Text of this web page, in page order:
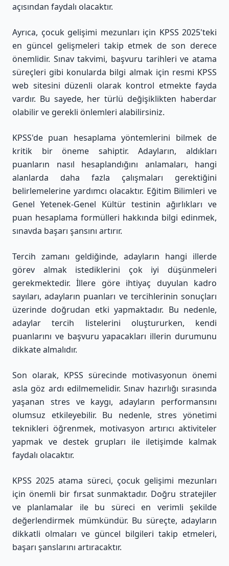
açısından faydalı olacaktır.
Ayrıca, çocuk gelişimi mezunları için KPSS 2025'teki
en güncel gelişmeleri takip etmek de son derece
önemlidir. Sınav takvimi, başvuru tarihleri ve atama
süreçleri gibi konularda bilgi almak için resmi KPSS
web sitesini düzenli olarak kontrol etmekte fayda
vardır. Bu sayede, her türlü değişiklikten haberdar
olabilir ve gerekli önlemleri alabilirsiniz.
KPSS'de puan hesaplama yöntemlerini bilmek de
kritik bir öneme sahiptir. Adayların, aldıkları
puanların nasıl hesaplandığını anlamaları, hangi
alanlarda daha fazla çalışmaları gerektiğini
belirlemelerine yardımcı olacaktır. Eğitim Bilimleri ve
Genel Yetenek-Genel Kültür testinin ağırlıkları ve
puan hesaplama formülleri hakkında bilgi edinmek,
sınavda başarı şansını artırır.
Tercih zamanı geldiğinde, adayların hangi illerde
görev almak istediklerini çok iyi düşünmeleri
gerekmektedir. İllere göre ihtiyaç duyulan kadro
sayıları, adayların puanları ve tercihlerinin sonuçları
üzerinde doğrudan etki yapmaktadır. Bu nedenle,
adaylar tercih listelerini oluştururken, kendi
puanlarını ve başvuru yapacakları illerin durumunu
dikkate almalıdır.
Son olarak, KPSS sürecinde motivasyonun önemi
asla göz ardı edilmemelidir. Sınav hazırlığı sırasında
yaşanan stres ve kaygı, adayların performansını
olumsuz etkileyebilir. Bu nedenle, stres yönetimi
teknikleri öğrenmek, motivasyon artırıcı aktiviteler
yapmak ve destek grupları ile iletişimde kalmak
faydalı olacaktır.
KPSS 2025 atama süreci, çocuk gelişimi mezunları
için önemli bir fırsat sunmaktadır. Doğru stratejiler
ve planlamalar ile bu süreci en verimli şekilde
değerlendirmek mümkündür. Bu süreçte, adayların
dikkatli olmaları ve güncel bilgileri takip etmeleri,
başarı şanslarını artıracaktır.